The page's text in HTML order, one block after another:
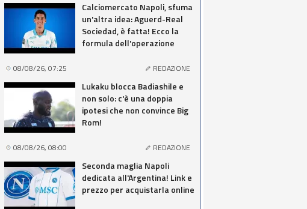
Calciomercato Napoli, sfuma
un'altra idea: Aguerd-Real
Sociedad, è fatta! Ecco la
formula dell'operazione
08/08/26, 07:25 REDAZIONE
Lukaku blocca Badiashile e
non solo: c'è una doppia
ipotesi che non convince Big
Rom!
08/08/26, 08:00 REDAZIONE
Seconda maglia Napoli
dedicata all'Argentina! Link e
prezzo per acquistarla online